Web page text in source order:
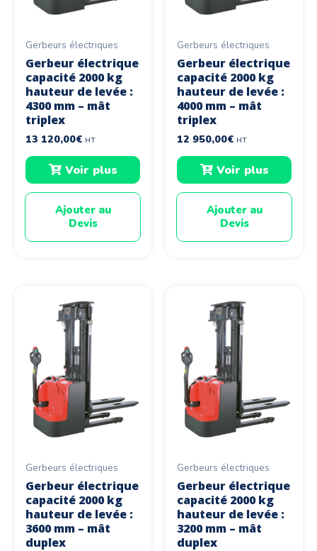
Gerbeurs électriques
Gerbeur électrique
capacité 2000 kg
hauteur de levée :
4300 mm – mât
triplex
13 120,00€ HT
Voir plus
Ajouter au
Devis
Gerbeurs électriques
Gerbeur électrique
capacité 2000 kg
hauteur de levée :
4000 mm – mât
triplex
12 950,00€ HT
Voir plus
Ajouter au
Devis
Gerbeurs électriques
Gerbeur électrique
capacité 2000 kg
hauteur de levée :
3600 mm – mât
duplex
Gerbeurs électriques
Gerbeur électrique
capacité 2000 kg
hauteur de levée :
3200 mm – mât
duplex